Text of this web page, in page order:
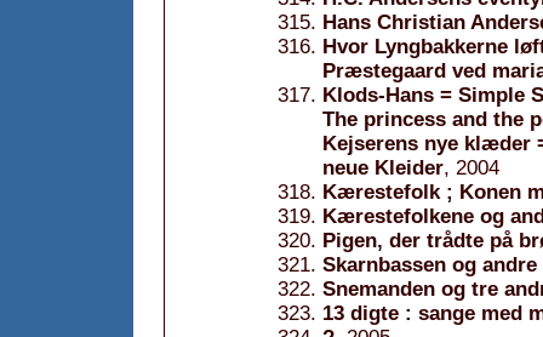
Hans Christian
Hvor Lyngbakkerne
Præstegaard ved
Klods-Hans = Simple
The princess and the
Kejserens nye klæder
neue Kleider, 2004
Kærestefolk ; Konen
Kærestefolkene og
Pigen, der trådte på
Skarnbassen og
Snemanden og tre
13 digte : sange med